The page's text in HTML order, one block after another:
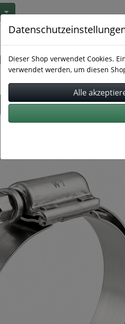
Schlauchverbindung
Dieser Shop verwendet Cookies.
verwendet werden, um diesen